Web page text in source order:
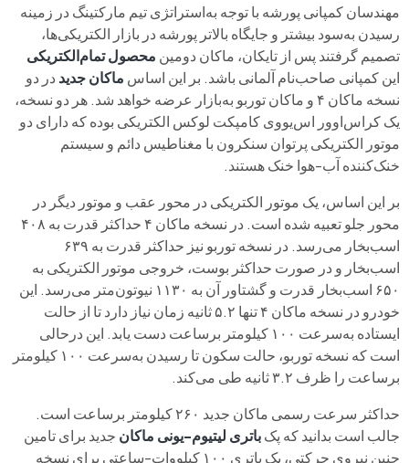
مهندسان کمپانی پورشه با توجه به‌استراتژی تیم مارکتینگ در زمینه
رسیدن به‌سود بیشتر و جایگاه بالاتر پورشه در بازار الکتریکی‌ها،
تصمیم گرفتند پس از تایکان، ماکان دومین محصول تمام‌الکتریکی
این کمپانی صاحب‌نام آلمانی باشد. بر این اساس ماکان جدید در دو
نسخه ماکان ۴ و ماکان توربو به‌بازار عرضه خواهد شد. هر دو نسخه،
یک کراس‌اوور اس‌یووی کامپکت لوکس الکتریکی بوده که دارای دو
موتور الکتریکی پرتوان سنکرون با مغناطیس دائم و سیستم
خنک‌کننده آب-هوا خنک هستند.
بر این اساس، یک موتور الکتریکی در محور عقب و موتور دیگر در
محور جلو تعبیه شده است. در نسخه ماکان ۴ حداکثر قدرت به ۴۰۸
اسب‌بخار می‌رسد. در نسخه توربو نیز حداکثر قدرت به ۶۳۹
اسب‌بخار و در صورت حداکثر بوست، خروجی موتور الکتریکی به
۶۵۰ اسب‌بخار قدرت و گشتاور آن به ۱۱۳۰ نیوتون‌متر می‌رسد. این
خودرو در نسخه ماکان ۴ تنها ۵.۲ ثانیه زمان نیاز دارد تا از حالت
ایستاده به‌سرعت ۱۰۰ کیلومتر برساعت دست یابد. این درحالی
است که نسخه توربو، حالت سکون تا رسیدن به‌سرعت ۱۰۰ کیلومتر
برساعت را ظرف ۳.۲ ثانیه طی می‌کند.
حداکثر سرعت رسمی ماکان جدید ۲۶۰ کیلومتر برساعت است.
جالب است بدانید که پکباتری لیتیوم-یونی ماکان جدید برای تامین
چنین نیروی حرکتی، یک باتری ۱۰۰ کیلووات-ساعتی برای نسخه